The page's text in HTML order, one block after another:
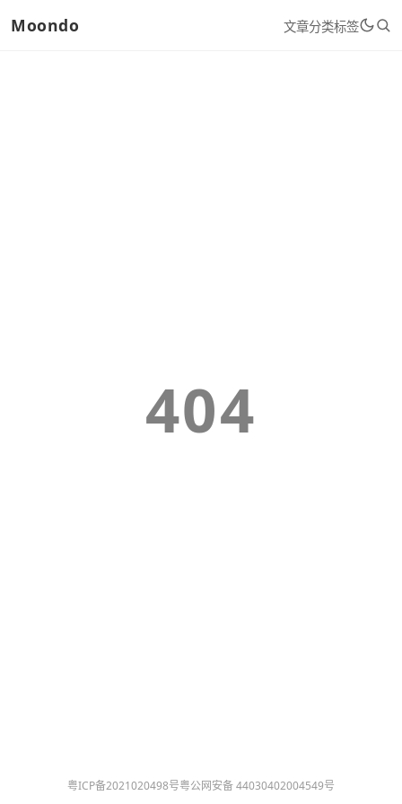
Moondo 文章分类标签
404
粤ICP备2021020498号粤公网安备 44030402004549号